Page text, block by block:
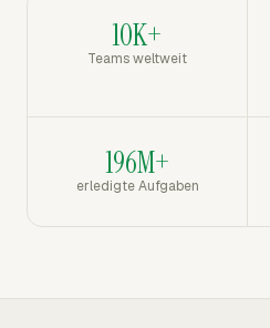
10K+
Teams weltweit
196M+
erledigte Aufgaben